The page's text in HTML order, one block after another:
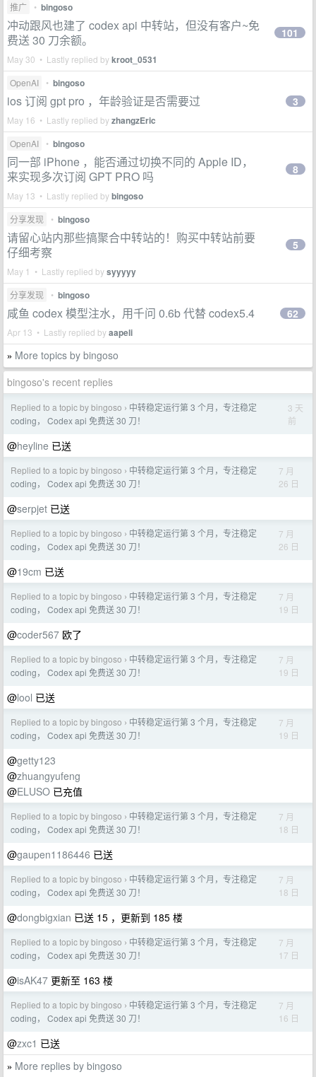
推广 • bingoso
冲动跟风也建了 codex api 中转站，但没有客户~免
费送 30 刀余额。
May 30 • Lastly replied bykroot_0531
101
OpenAI • bingoso
ios 订阅 gpt pro ，年龄验证是否需要过
May 16 • Lastly replied byzhangzEric
3
OpenAI • bingoso
同一部 iPhone ，能否通过切换不同的 Apple ID，
来实现多次订阅 GPT PRO 吗
May 13 • Lastly replied bybingoso
8
分享发现 • bingoso
请留心站内那些搞聚合中转站的！购买中转站前要
仔细考察
May 1 • Lastly replied bysyyyyy
5
分享发现 • bingoso
咸鱼 codex 模型注水，用千问 0.6b 代替 codex5.4
Apr 13 • Lastly replied byaapeli
62
» More topics by bingoso
bingoso's recent replies
Replied to a topic by bingoso › 中转稳定运行第 3 个月，专注稳定
coding， Codex api 免费送 30 刀！
3 天
前
@heyline 已送
Replied to a topic by bingoso › 中转稳定运行第 3 个月，专注稳定
coding， Codex api 免费送 30 刀！
7 月
26 日
@serpjet 已送
Replied to a topic by bingoso › 中转稳定运行第 3 个月，专注稳定
coding， Codex api 免费送 30 刀！
7 月
26 日
@19cm 已送
Replied to a topic by bingoso › 中转稳定运行第 3 个月，专注稳定
coding， Codex api 免费送 30 刀！
7 月
19 日
@coder567 欧了
Replied to a topic by bingoso › 中转稳定运行第 3 个月，专注稳定
coding， Codex api 免费送 30 刀！
7 月
19 日
@lool 已送
Replied to a topic by bingoso › 中转稳定运行第 3 个月，专注稳定
coding， Codex api 免费送 30 刀！
7 月
19 日
@getty123
@zhuangyufeng
@ELUSO 已充值
Replied to a topic by bingoso › 中转稳定运行第 3 个月，专注稳定
coding， Codex api 免费送 30 刀！
7 月
18 日
@gaupen1186446 已送
Replied to a topic by bingoso › 中转稳定运行第 3 个月，专注稳定
coding， Codex api 免费送 30 刀！
7 月
18 日
@dongbigxian 已送 15 ，更新到 185 楼
Replied to a topic by bingoso › 中转稳定运行第 3 个月，专注稳定
coding， Codex api 免费送 30 刀！
7 月
17 日
@isAK47 更新至 163 楼
Replied to a topic by bingoso › 中转稳定运行第 3 个月，专注稳定
coding， Codex api 免费送 30 刀！
7 月
16 日
@zxc1 已送
» More replies by bingoso